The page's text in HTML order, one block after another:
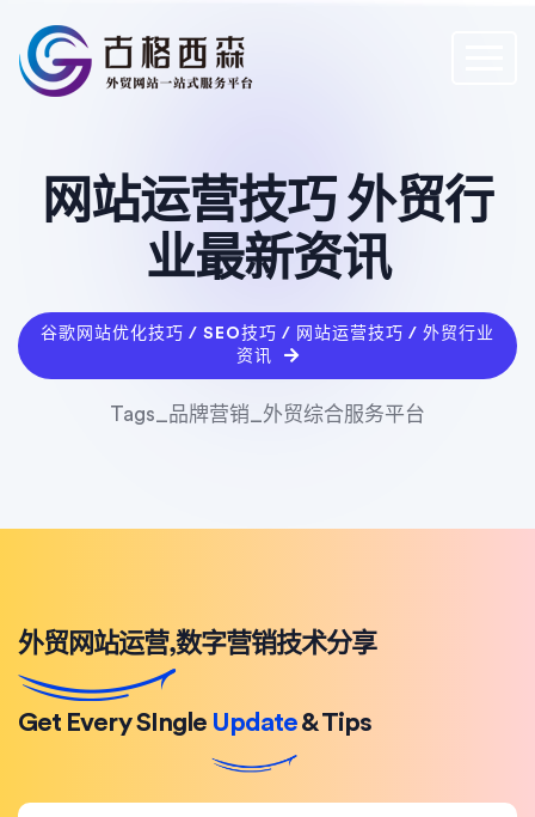
网站运营技巧 外贸行
业最新资讯
谷歌网站优化技巧 / SEO技巧 / 网站运营技巧 / 外贸行业
资讯
Tags_品牌营销_外贸综合服务平台
外贸网站运营,数字营销技术分享
Get Every SIngle Update& Tips